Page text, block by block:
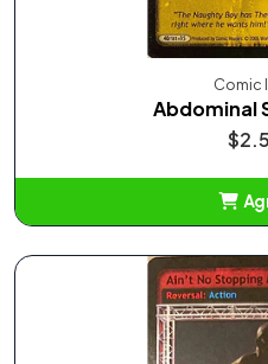
Comic
Abdominal